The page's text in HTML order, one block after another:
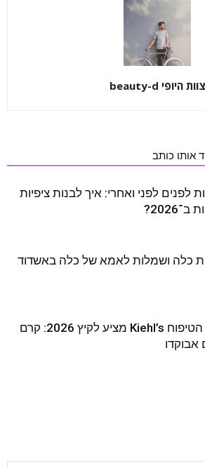
צוות היופי beauty-d
אותו כותב
לפנים לפני ואחרי: איך לבנות ציפיות
כלה ושמלות לאמא של כלה באשדוד
מותג הטיפוח Kiehl’s מציע לקיץ 2026: קרם
אבוקדו